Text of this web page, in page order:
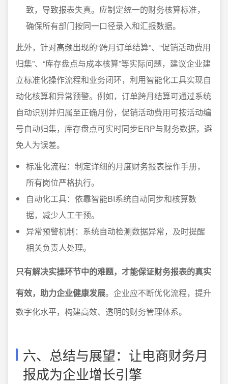
致，导致报表失真。应制定统一的财务核算标准，
确保所有部门按同一口径录入和汇报数据。
此外，针对高频出现的“跨月订单结算”、“促销活动费用
归集”、“库存盘点与成本核算”等实际问题，建议企业建
立标准化操作流程和业务闭环，利用智能化工具实现自
动化核算和异常预警。例如，订单跨月结算可通过系统
自动识别并归属至正确月份，促销活动费用可按活动编
号自动归集，库存盘点可实时同步ERP与财务数据，避
免人为误差。
标准化流程：制定详细的月度财务报表操作手册，
所有岗位严格执行。
自动化工具：依靠智能BI系统自动同步和核算数
据，减少人工干预。
异常预警机制：系统自动检测数据异常，及时提醒
相关负责人处理。
只有解决实操环节中的难题，才能保证财务报表的真实
有效，助力企业健康发展。企业应不断优化流程，提升
数字化水平，构建高效、透明的财务管理体系。
六、总结与展望：让电商财务月
报成为企业增长引擎